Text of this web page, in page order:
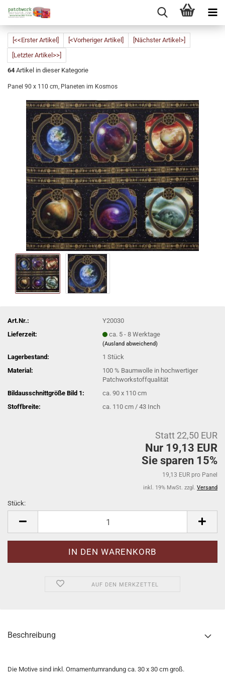
[<<Erster Artikel] [<Vorheriger Artikel]
[Nächster Artikel>]
[Letzter Artikel>>]
64 Artikel in dieser Kategorie
Panel 90 x 110 cm, Planeten im Kosmos
Art.Nr.:
Y20030
Lieferzeit:
ca. 5 - 8 Werktage
(Ausland abweichend)
Lagerbestand: 1Stück
Material:
100 % Baumwolle in hochwertiger
Patchworkstoffqualität
Bildausschnittgröße Bild 1:
ca. 90 x 110 cm
Stoffbreite:
ca. 110 cm / 43 Inch
Statt 22,50 EUR
Nur 19,13 EUR
Sie sparen 15%
19,13 EUR pro Panel
inkl. 19% MwSt. zzgl. Versand
Stück:
AUF DEN MERKZETTEL
Beschreibung
Die Motive sind inkl. Ornamentumrandung ca. 30 x 30 cm groß.